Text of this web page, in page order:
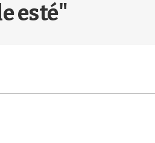
esté"